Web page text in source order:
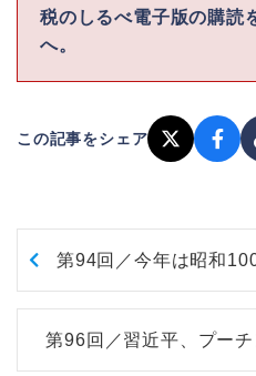
税のしるべ電子版の購読
へ。
この記事をシェア
第94回／今年は昭和
第96回／習近平、プー